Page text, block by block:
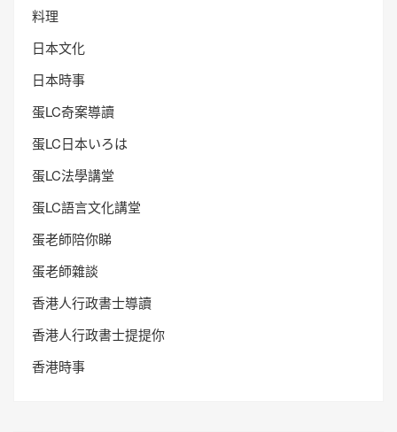
料理
日本文化
日本時事
蛋LC奇案導讀
蛋LC日本いろは
蛋LC法學講堂
蛋LC語言文化講堂
蛋老師陪你睇
蛋老師雜談
香港人行政書士導讀
香港人行政書士提提你
香港時事